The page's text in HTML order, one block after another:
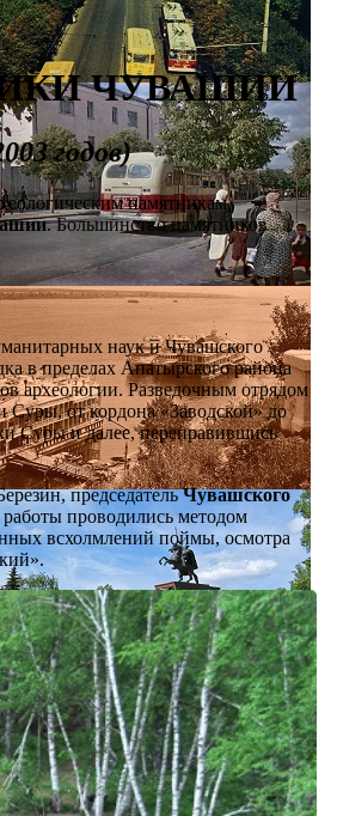
ЧУВАШИИ
годов)
памятникам,
. Большинство памятников
наук и Чувашского
в пределах Апатырского района
археологии. Разведочным отрядом
от кордона «Заводской» до
Суры и далее, переправившись
председательЧувашского
проводились методом
всхолмлений поймы, осмотра